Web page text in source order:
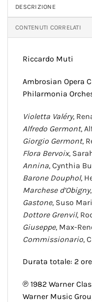
DESCRIZIONE
CONTENUTI CORRELATI
Riccardo Muti
Ambrosian Opera
Philarmonia
Violetta Valéry,
Alfredo Germont,
Giorgio Germont,
Flora Bervoix,
Annina, Cynthia
Barone Douphol,
Marchese d’Obigny
Gastone, Suso
Dottore Grenvil,
Giuseppe, Max-
Commissionario,
Durata totale: 2
℗ 1982 Warner
Warner Music